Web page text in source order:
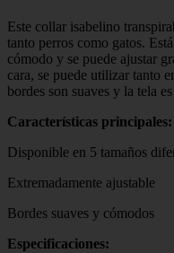
Este collar isabelino
tanto perros como gatos.
cómodo y se puede ajustar
cara, se puede utilizar tanto
bordes son suaves y la tela
Características principales:
Disponible en 5 tamaños
Extremadamente ajustable
Bordes suaves y cómodos
Especificaciones: